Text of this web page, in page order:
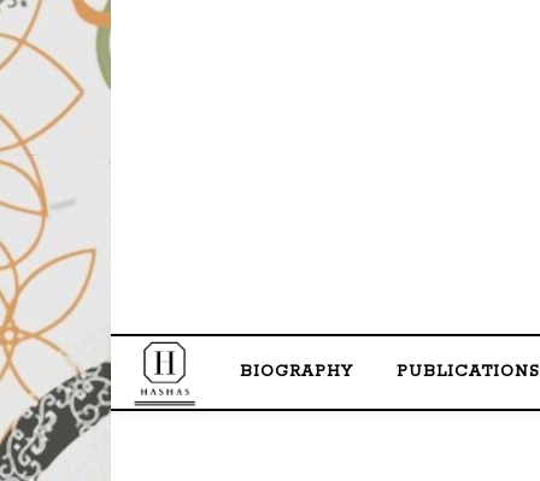
BIOGRAPHY PUBLICATIONS